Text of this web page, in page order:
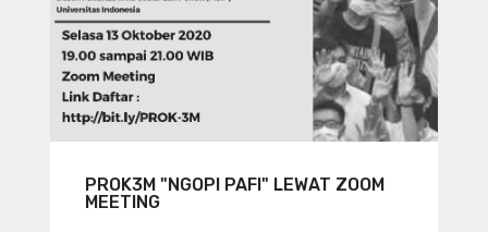
PROK3M "NGOPI PAFI" LEWAT ZOOM
MEETING